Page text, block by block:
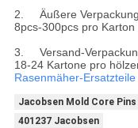
2.	Äußere Verpackung
8pcs-300pcs pro
3.	Versand-Verpackung
18-24 Kartone pro
Rasenmäher-
Jacobsen Mold Core Pins
401237 Jacobsen